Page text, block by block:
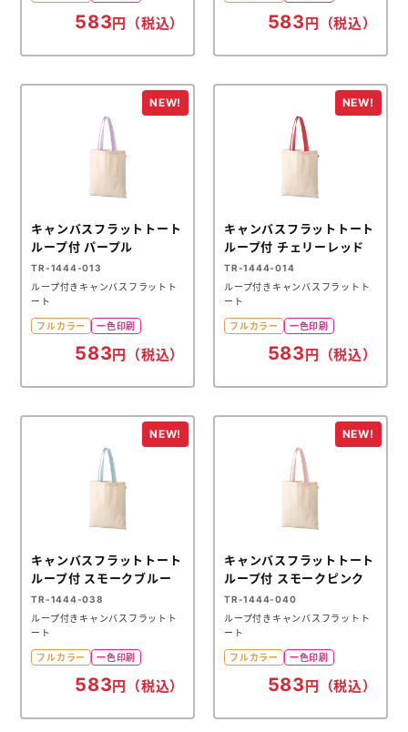
583円（税込） 583円（税込）
キャンバスフラットトート
ループ付 パープル
TR-1444-013
ループ付きキャンバスフラットト
ート
フルカラー 一色印刷
583円（税込）
キャンバスフラットトート
ループ付 チェリーレッド
TR-1444-014
ループ付きキャンバスフラットト
ート
フルカラー 一色印刷
583円（税込）
キャンバスフラットトート
ループ付 スモークブルー
TR-1444-038
ループ付きキャンバスフラットト
ート
フルカラー 一色印刷
583 円（税込）
キャンバスフラットトート
ループ付 スモークピンク
TR-1444-040
ループ付きキャンバスフラットト
ート
フルカラー 一色印刷
583 円（税込）